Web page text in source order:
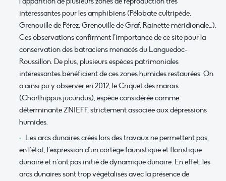
intéressantes pour les amphibiens (Pélobate cultripède,
Grenouille de Pérez, Grenouille de Graf, Rainette méridionale…).
Ces observations confirment l’importance de ce site pour la
conservation des batraciens menacés du Languedoc-
Roussillon. De plus, plusieurs espèces patrimoniales
intéressantes bénéficient de ces zones humides restaurées. On
a ainsi pu y observer en 2012, le Criquet des marais
(Chorthippus jucundus), espèce considérée comme
déterminante ZNIEFF, strictement associée aux dépressions
humides.
Les arcs dunaires créés lors des travaux ne permettent pas,
en l’état, l’expression d’un cortège faunistique et floristique
dunaire et n’ont pas initié de dynamique dunaire. En effet, les
arcs dunaires sont trop végétalisés avec la présence de